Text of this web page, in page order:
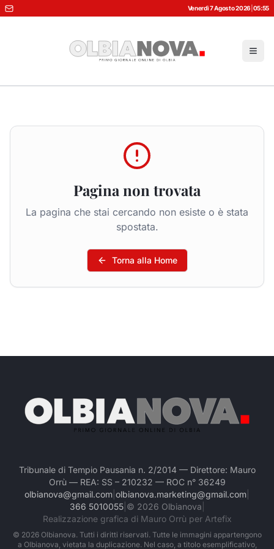
Venerdì 7 Agosto 2026 05:55
Pagina non trovata
La pagina che stai cercando non esiste o è stata
spostata.
Torna alla Home
Tribunale di Tempio Pausania n. 2/2014 — Direttore: Mauro
Orrù — REA: SS – 210232 — ROC n° 36249
olbianova@gmail.com olbianova.marketing@gmail.com
366 5010055| © 2026 Olbianova
Realizzazione grafica di Mauro Orrù per Artefix
© 2026Olbianova. Tutti i diritti riservati. Tutte le immagini appartengono
a Olbianova, vietata la duplicazione. Nel caso, a titolo esemplificativo,